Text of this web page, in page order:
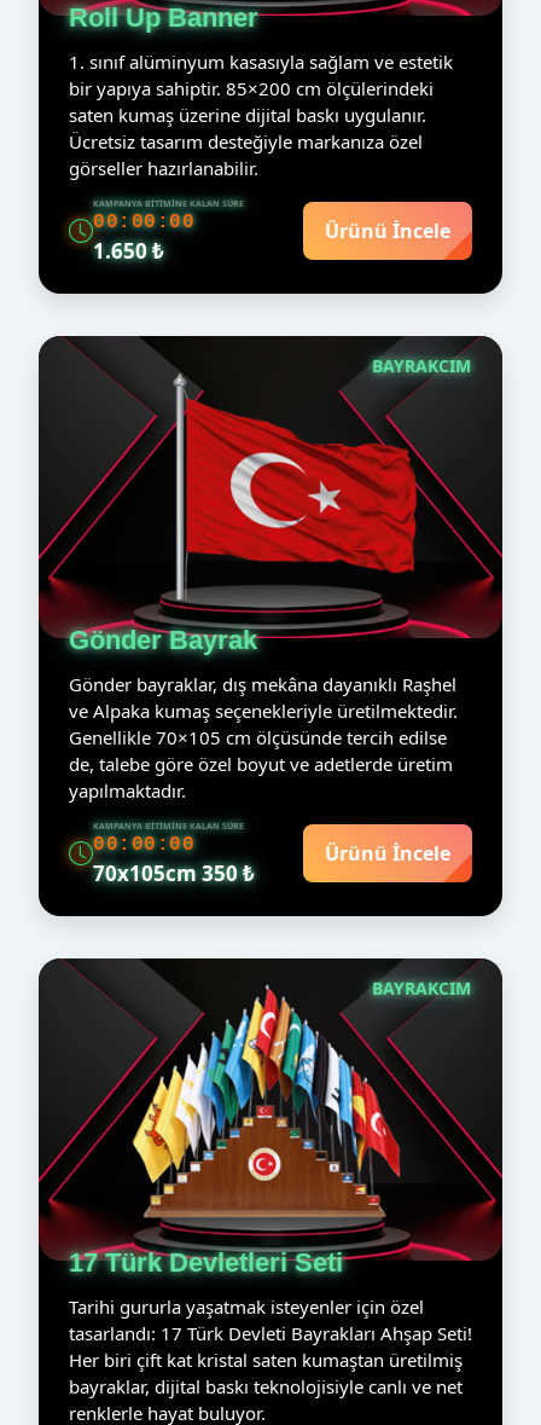
Roll Up Banner
1. sınıf alüminyum kasasıyla sağlam ve estetik
bir yapıya sahiptir. 85×200 cm ölçülerindeki
saten kumaş üzerine dijital baskı uygulanır.
Ücretsiz tasarım desteğiyle markanıza özel
görseller hazırlanabilir.
KAMPANYA BITIMINE KALAN SÜRE
00:00:00
1.650 ₺
Ürünü İncele
BAYRAKCIM
Gönder Bayrak
Gönder bayraklar, dış mekâna dayanıklı Raşhel
ve Alpaka kumaş seçenekleriyle üretilmektedir.
Genellikle 70×105 cm ölçüsünde tercih edilse
de, talebe göre özel boyut ve adetlerde üretim
yapılmaktadır.
KAMPANYA BITIMINE KALAN SÜRE
00:00:00
70x105cm 350 ₺
Ürünü İncele
BAYRAKCIM
17 Türk Devletleri Seti
Tarihi gururla yaşatmak isteyenler için özel
tasarlandı: 17 Türk Devleti Bayrakları Ahşap Seti!
Her biri çift kat kristal saten kumaştan üretilmiş
bayraklar, dijital baskı teknolojisiyle canlı ve net
renklerle hayat buluyor.